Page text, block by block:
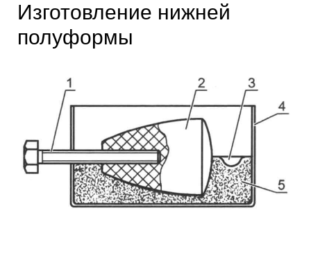
Изготовление нижней
полуформы